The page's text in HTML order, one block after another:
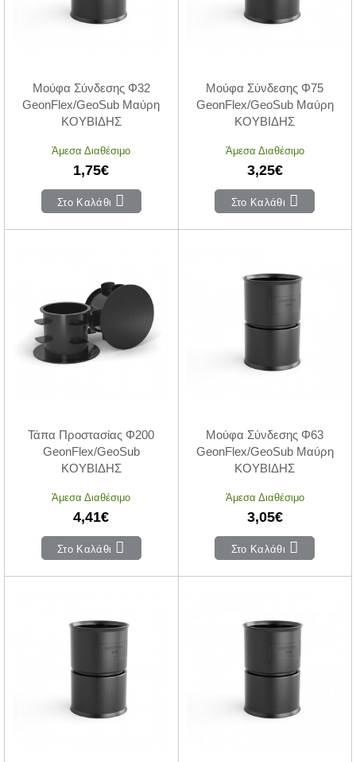
Μούφα Σύνδεσης Φ32
GeonFlex/GeoSub Μαύρη
ΚΟΥΒΙΔΗΣ
Άμεσα Διαθέσιμο
1,75€
Στο Καλάθι
Μούφα Σύνδεσης Φ75
GeonFlex/GeoSub Μαύρη
ΚΟΥΒΙΔΗΣ
Άμεσα Διαθέσιμο
3,25€
Στο Καλάθι
Τάπα Προστασίας Φ200
GeonFlex/GeoSub
ΚΟΥΒΙΔΗΣ
Άμεσα Διαθέσιμο
4,41€
Στο Καλάθι
Μούφα Σύνδεσης Φ63
GeonFlex/GeoSub Μαύρη
ΚΟΥΒΙΔΗΣ
Άμεσα Διαθέσιμο
3,05€
Στο Καλάθι